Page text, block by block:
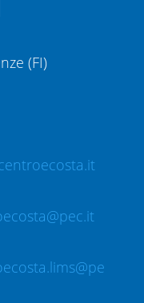
(FI)